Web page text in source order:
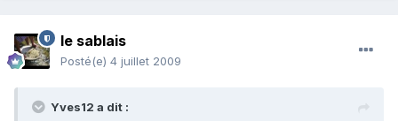
le sablais
Posté(e) 4 juillet 2009
Yves12 a dit :